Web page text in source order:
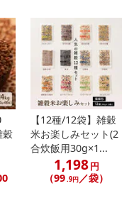
穀
【12種/12袋】雑穀
米お楽しみセット(2
合炊飯用30g×1...
1,198円
（99.9円／袋）